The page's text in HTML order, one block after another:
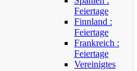
Feiertage
Finnland :
Feiertage
Frankreich :
Feiertage
Vereinigtes